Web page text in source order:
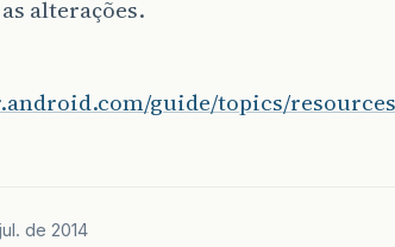
alterações.
guide/topics/
de 2014